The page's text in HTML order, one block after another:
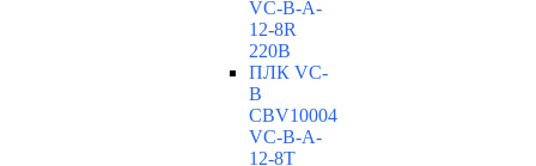
VC-В-A-
12-8R
220В
ПЛК VC-
B
CBV10004
VC-В-A-
12-8T